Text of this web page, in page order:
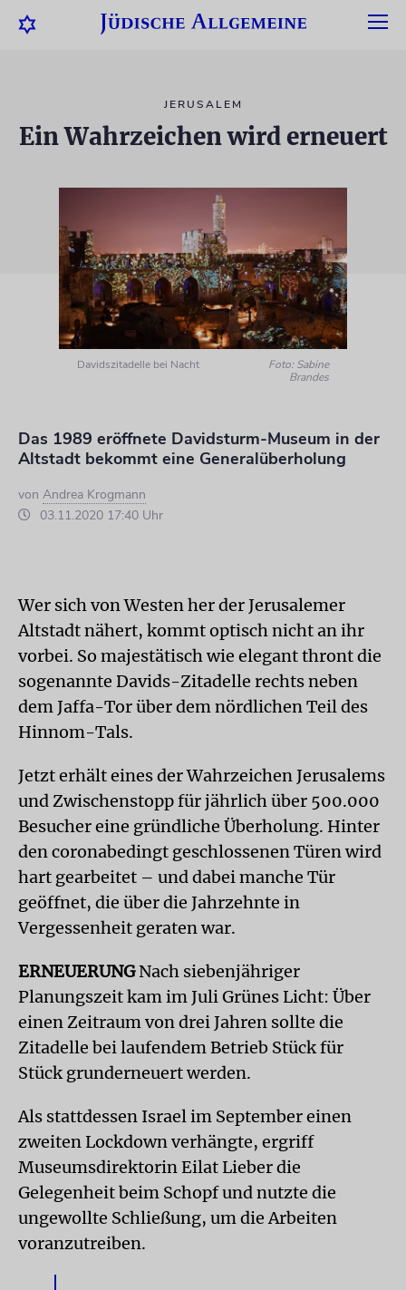
JERUSALEM
Ein Wahrzeichen wird erneuert
Davidszitadelle bei Nacht
Foto: Sabine
Brandes
Das 1989 eröffnete Davidsturm-Museum in der
Altstadt bekommt eine Generalüberholung
von Andrea Krogmann
03.11.2020 17:40 Uhr
Wer sich von Westen her der Jerusalemer
Altstadt nähert, kommt optisch nicht an ihr
vorbei. So majestätisch wie elegant thront die
sogenannte Davids-Zitadelle rechts neben
dem Jaffa-Tor über dem nördlichen Teil des
Hinnom-Tals.
Jetzt erhält eines der Wahrzeichen Jerusalems
und Zwischenstopp für jährlich über 500.000
Besucher eine gründliche Überholung. Hinter
den coronabedingt geschlossenen Türen wird
hart gearbeitet – und dabei manche Tür
geöffnet, die über die Jahrzehnte in
Vergessenheit geraten war.
ERNEUERUNGNach siebenjähriger
Planungszeit kam im Juli Grünes Licht: Über
einen Zeitraum von drei Jahren sollte die
Zitadelle bei laufendem Betrieb Stück für
Stück grunderneuert werden.
Als stattdessen Israel im September einen
zweiten Lockdown verhängte, ergriff
Museumsdirektorin Eilat Lieber die
Gelegenheit beim Schopf und nutzte die
ungewollte Schließung, um die Arbeiten
voranzutreiben.